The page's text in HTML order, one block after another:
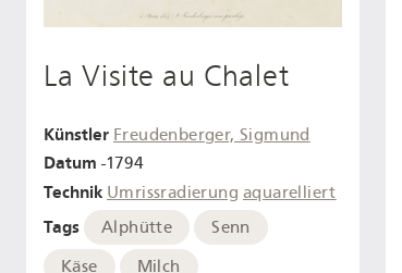
La Visite au Chalet
Künstler Freudenberger, Sigmund
Datum -1794
Technik Umrissradierung aquarelliert
Tags Alphütte
Senn
Käse
Milch